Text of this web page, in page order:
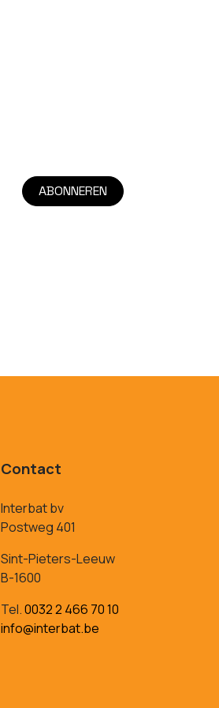
ABONNEREN
Contact
Interbat bv
Postweg 401
Sint-Pieters-Leeuw
B-1600
Tel.0032 2 466 70 10
info@interbat.be